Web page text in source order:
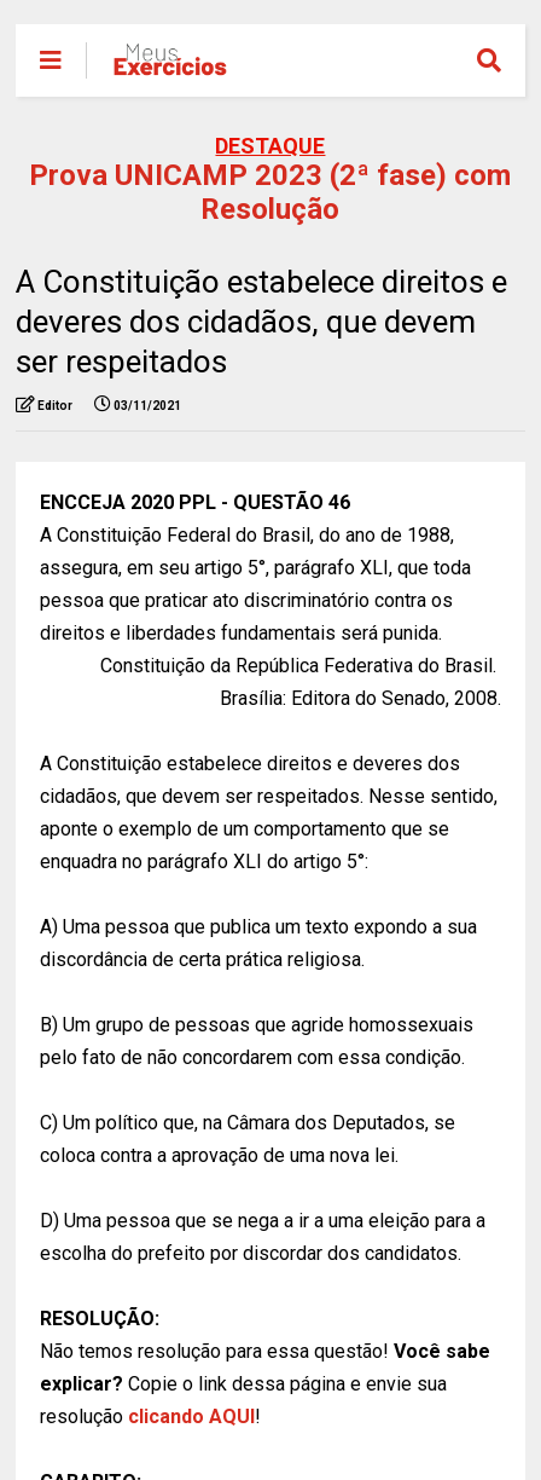
DESTAQUE
Prova UNICAMP 2023 (2ª fase) com
Resolução
A Constituição estabelece direitos e
deveres dos cidadãos, que devem
ser respeitados
Editor 03/11/2021
ENCCEJA 2020 PPL - QUESTÃO 46
A Constituição Federal do Brasil, do ano de 1988,
assegura, em seu artigo 5°, parágrafo XLI, que toda
pessoa que praticar ato discriminatório contra os
direitos e liberdades fundamentais será punida.
Constituição da República Federativa do Brasil.
Brasília: Editora do Senado, 2008.
A Constituição estabelece direitos e deveres dos
cidadãos, que devem ser respeitados. Nesse sentido,
aponte o exemplo de um comportamento que se
enquadra no parágrafo XLI do artigo 5°:
A) Uma pessoa que publica um texto expondo a sua
discordância de certa prática religiosa.
B) Um grupo de pessoas que agride homossexuais
pelo fato de não concordarem com essa condição.
C) Um político que, na Câmara dos Deputados, se
coloca contra a aprovação de uma nova lei.
D) Uma pessoa que se nega a ir a uma eleição para a
escolha do prefeito por discordar dos candidatos.
RESOLUÇÃO:
Não temos resolução para essa questão!Você sabe
explicar? Copie o link dessa página e envie sua
resolução clicando AQUI!